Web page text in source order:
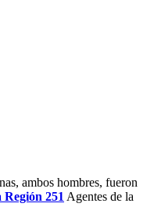
ambos hombres, fueron
251 Agentes de la